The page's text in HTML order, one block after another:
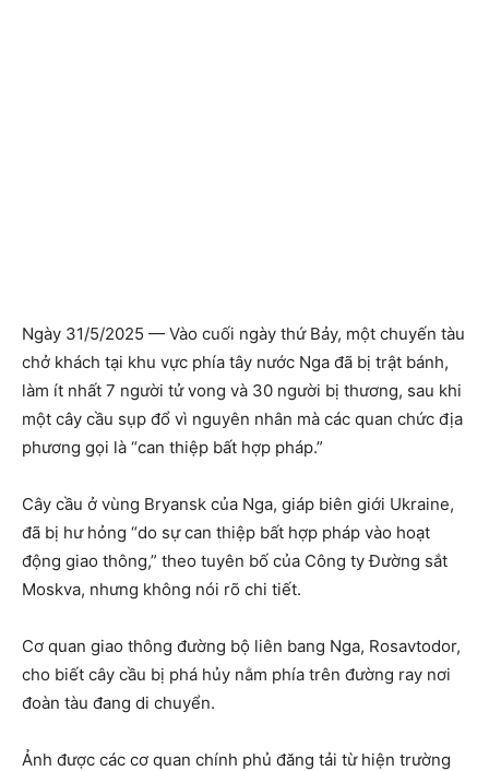
Ngày 31/5/2025 — Vào cuối ngày thứ Bảy, một chuyến tàu
chở khách tại khu vực phía tây nước Nga đã bị trật bánh,
làm ít nhất 7 người tử vong và 30 người bị thương, sau khi
một cây cầu sụp đổ vì nguyên nhân mà các quan chức địa
phương gọi là “can thiệp bất hợp pháp.”
Cây cầu ở vùng Bryansk của Nga, giáp biên giới Ukraine,
đã bị hư hỏng “do sự can thiệp bất hợp pháp vào hoạt
động giao thông,” theo tuyên bố của Công ty Đường sắt
Moskva, nhưng không nói rõ chi tiết.
Cơ quan giao thông đường bộ liên bang Nga, Rosavtodor,
cho biết cây cầu bị phá hủy nằm phía trên đường ray nơi
đoàn tàu đang di chuyển.
Ảnh được các cơ quan chính phủ đăng tải từ hiện trường